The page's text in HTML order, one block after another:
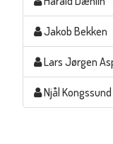
Jakob Bekken
Lars Jørgen
Njål Kongssund